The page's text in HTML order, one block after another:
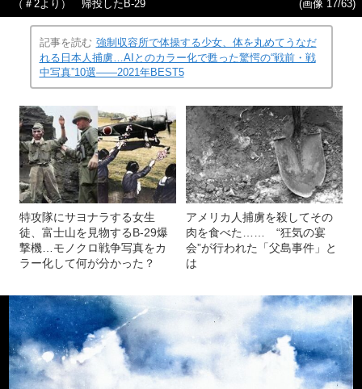
（＃2より） 帰投したB-29 (画像 17/63)
記事を読む 強制収容所で体操する少女、体を丸めてうなだ
れる日本人捕虜…AIとのカラー化で甦った驚愕の“戦前・戦
中写真”10選――2021年BEST5
特攻隊にサヨナラする女生
徒、富士山を見物するB-29爆
撃機…モノクロ戦争写真をカ
ラー化して何が分かった？
アメリカ人捕虜を殺してその
肉を食べた…… “狂気の宴
会”が行われた「父島事件」と
は